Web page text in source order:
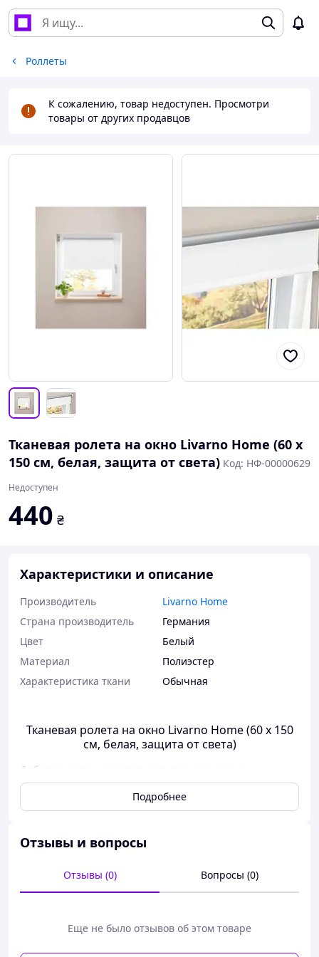
Роллеты
К сожалению, товар недоступен. Просмотри
товары от других продавцов
Тканевая ролета на окно Livarno Home (60 x
150 см, белая, защита от света) Код: НФ-00000629
Недоступен
440 ₴
Характеристики и описание
Производитель
Livarno Home
Страна производитель
Германия
Цвет
Белый
Материал
Полиэстер
Характеристика ткани
Обычная
Тканевая ролета на окно Livarno Home (60 x 150
см, белая, защита от света)
Добавьте уюта и приватности вашему дому с
классической тканевой ролетой отLivarno Home.
Благодаря универсальному белому цвету и
компактному размеру (60 x 150 см), она идеально
гостиной, детской комнате или на кухне.
решение для защиты от заслепительного солнца и
нежелательных взглядов с улицы.
Мягкое рассеивание света:Плотная ткань
Подробнее
Отзывы и вопросы
Отзывы (0) Вопросы (0)
Еще не было отзывов об этом товаре